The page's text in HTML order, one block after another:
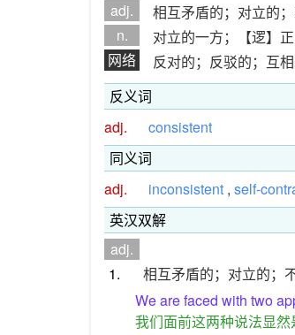
adj.
相互矛盾的；对立的
n.
对立的一方；【逻】
网络
反对的；反驳的；互
反义词
adj.
consistent
同义词
adj.
inconsistent , self-
英汉双解
adj.
1.
相互矛盾的；对立的；
We are faced with two
我们面前这两种说法显然